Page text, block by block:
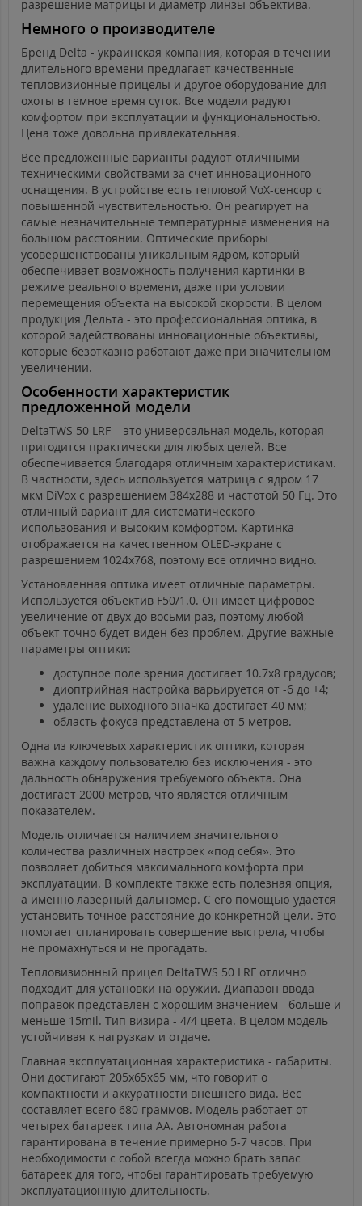
разрешение матрицы и диаметр линзы объектива.
Немного о производителе
Бренд Delta - украинская компания, которая в течении
длительного времени предлагает качественные
тепловизионные прицелы и другое оборудование для
охоты в темное время суток. Все модели радуют
комфортом при эксплуатации и функциональностью.
Цена тоже довольна привлекательная.
Все предложенные варианты радуют отличными
техническими свойствами за счет инновационного
оснащения. В устройстве есть тепловой VoX-сенсор с
повышенной чувствительностью. Он реагирует на
самые незначительные температурные изменения на
большом расстоянии. Оптические приборы
усовершенствованы уникальным ядром, который
обеспечивает возможность получения картинки в
режиме реального времени, даже при условии
перемещения объекта на высокой скорости. В целом
продукция Дельта - это профессиональная оптика, в
которой задействованы инновационные объективы,
которые безотказно работают даже при значительном
увеличении.
Особенности характеристик
предложенной модели
DeltaTWS 50 LRF – это универсальная модель, которая
пригодится практически для любых целей. Все
обеспечивается благодаря отличным характеристикам.
В частности, здесь используется матрица с ядром 17
мкм DiVox с разрешением 384х288 и частотой 50 Гц. Это
отличный вариант для систематического
использования и высоким комфортом. Картинка
отображается на качественном OLED-экране с
разрешением 1024х768, поэтому все отлично видно.
Установленная оптика имеет отличные параметры.
Используется объектив F50/1.0. Он имеет цифровое
увеличение от двух до восьми раз, поэтому любой
объект точно будет виден без проблем. Другие важные
параметры оптики:
доступное поле зрения достигает 10.7х8 градусов;
диоптрийная настройка варьируется от -6 до +4;
удаление выходного значка достигает 40 мм;
область фокуса представлена от 5 метров.
Одна из ключевых характеристик оптики, которая
важна каждому пользователю без исключения - это
дальность обнаружения требуемого объекта. Она
достигает 2000 метров, что является отличным
показателем.
Модель отличается наличием значительного
количества различных настроек «под себя». Это
позволяет добиться максимального комфорта при
эксплуатации. В комплекте также есть полезная опция,
а именно лазерный дальномер. С его помощью удается
установить точное расстояние до конкретной цели. Это
помогает спланировать совершение выстрела, чтобы
не промахнуться и не прогадать.
Тепловизионный прицел DeltaTWS 50 LRF отлично
подходит для установки на оружии. Диапазон ввода
поправок представлен с хорошим значением - больше и
меньше 15mil. Тип визира - 4/4 цвета. В целом модель
устойчивая к нагрузкам и отдаче.
Главная эксплуатационная характеристика - габариты.
Они достигают 205х65х65 мм, что говорит о
компактности и аккуратности внешнего вида. Вес
составляет всего 680 граммов. Модель работает от
четырех батареек типа АА. Автономная работа
гарантирована в течение примерно 5-7 часов. При
необходимости с собой всегда можно брать запас
батареек для того, чтобы гарантировать требуемую
эксплуатационную длительность.